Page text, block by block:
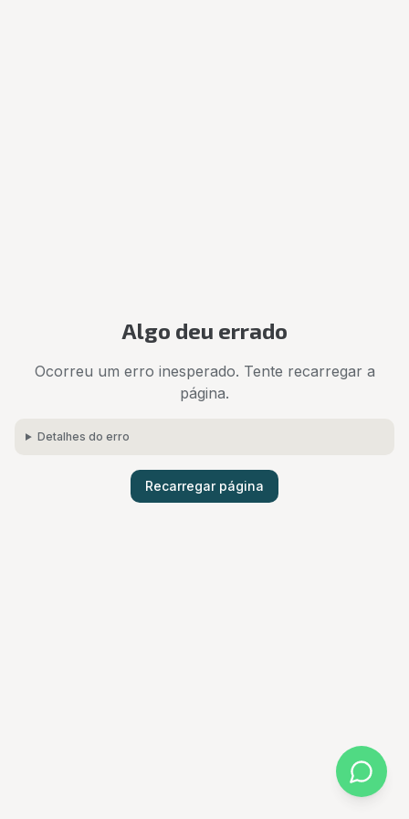
Algo deu errado
Ocorreu um erro inesperado. Tente recarregar a
página.
Detalhes do erro
Recarregar página